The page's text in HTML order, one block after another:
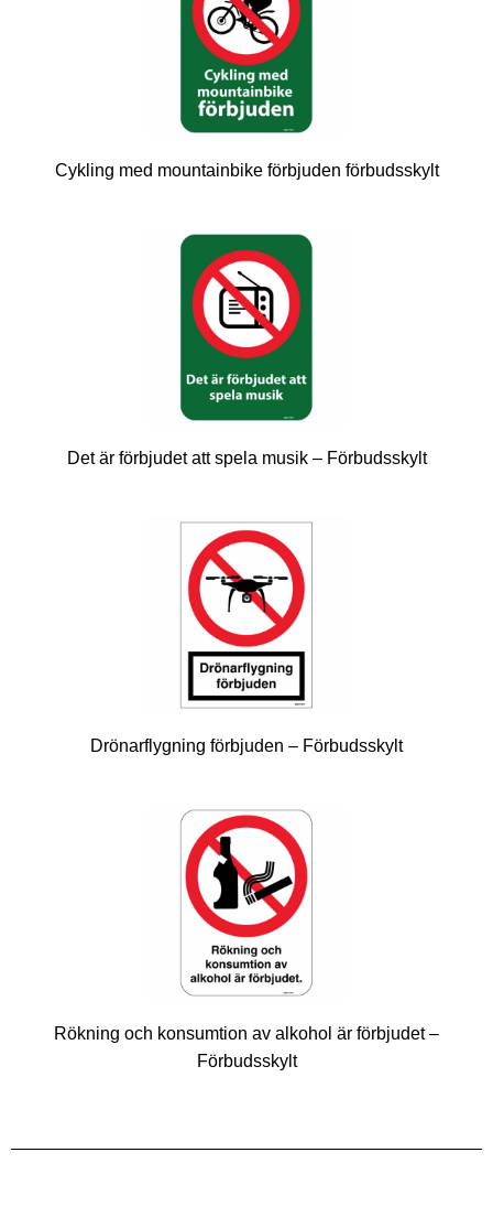
Cykling med mountainbike förbjuden förbudsskylt
Det är förbjudet att spela musik – Förbudsskylt
Drönarflygning förbjuden – Förbudsskylt
Rökning och konsumtion av alkohol är förbjudet –
Förbudsskylt